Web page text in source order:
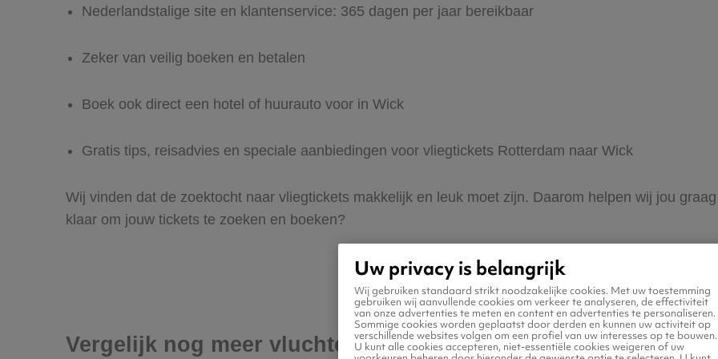
Nederlandstalige site en klantenservice: 365 dagen per jaar bereikbaar
Zeker van veilig boeken en betalen
Boek ook direct een hotel of huurauto voor in Wick
Gratis tips, reisadvies en speciale aanbiedingen voor vliegtickets Rotterdam naar Wick
Wij vinden dat de zoektocht naar vliegtickets makkelijk en leuk moet zijn. Daarom helpen wij jou
klaar om jouw tickets te zoeken en boeken?
Vergelijk nog meer vluchten naar Wick
Uw privacy is belangrijk
Wij gebruiken standaard strikt noodzakelijke cookies. Met uw toestemming
gebruiken wij aanvullende cookies om verkeer te analyseren, de effectiviteit
van onze advertenties te meten en content en advertenties te personaliseren.
Sommige cookies worden geplaatst door derden en kunnen uw activiteit op
verschillende websites volgen om een profiel van uw interesses op te bouwen.
U kunt alle cookies accepteren, niet-essentiële cookies weigeren of uw